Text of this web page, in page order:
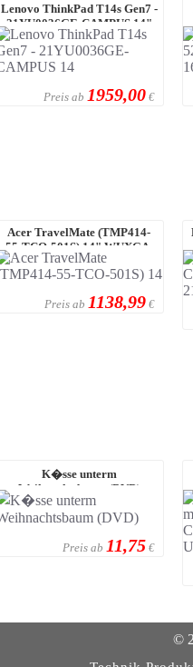
Lenovo ThinkPad T14s Gen7 -
21YU0036GE-CAMPUS 14"
WUXGA Touch, I ...
Preis ab 1959,00€
Acer TravelMate (TMP414-
55-TCO-501S) 14" WUXGA,
Intel Ultra 5-22 ...
Preis ab 1138,99€
K�sse unterm
Weihnachtsbaum (DVD)
Preis ab 11,75 €
©